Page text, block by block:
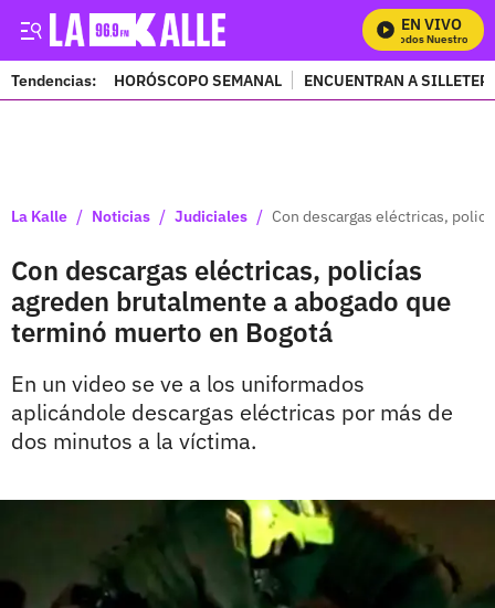
EN VIVO
Mira Todos Nuestros
Tendencias: HORÓSCOPO SEMANAL ENCUENTRAN A
La Kalle / Noticias / Judiciales / Con descargas eléctricas,
Con descargas eléctricas, policías
agreden brutalmente a abogado que
terminó muerto en Bogotá
En un video se ve a los uniformados
aplicándole descargas eléctricas por más de
dos minutos a la víctima.